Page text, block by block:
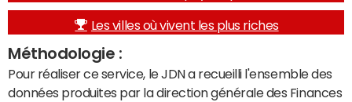
Les villes où vivent les plus riches
Méthodologie :
Pour réaliser ce service, le JDN a recueilli l'ensemble des
données produites par la direction générale des Finances